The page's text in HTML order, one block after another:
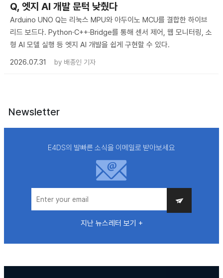
Q, 엣지 AI 개발 문턱 낮췄다
Arduino UNO Q는 리눅스 MPU와 아두이노 MCU를 결합한 하이브
리드 보드다. Python·C++·Bridge를 통해 센서 제어, 웹 모니터링, 소
형 AI 모델 실행 등 엣지 AI 개발을 쉽게 구현할 수 있다.
2026.07.31
by 배종인 기자
Newsletter
E4DS의 발빠른 소식을 이메일로 받아보세요
지난 뉴스레터 보기 +